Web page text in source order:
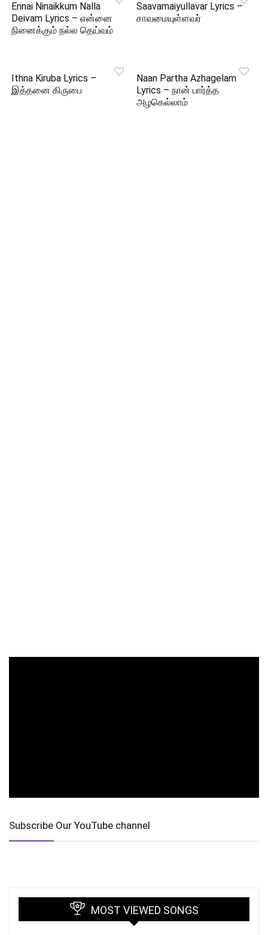
Ennai Ninaikkum Nalla
Deivam Lyrics – என்னை
நினைக்கும் நல்ல தெய்வம்
Saavamaiyullavar Lyrics –
சாவமையுள்ளவர்
Ithna Kiruba Lyrics –
இத்தனை கிருபை
Naan Partha Azhagelam
Lyrics – நான் பார்த்த
அழகெல்லாம்
Subscribe Our YouTube channel
MOST VIEWED SONGS